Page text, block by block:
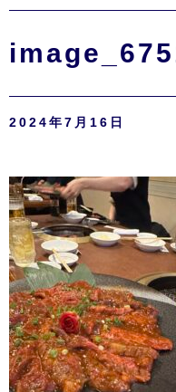
2024年7月16日